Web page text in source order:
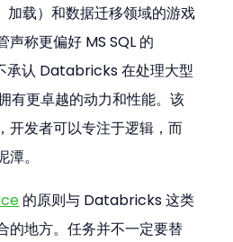
加载）和数据迁移领域的游戏
声称更偏好 MS SQL 的
承认 Databricks 在处理大型
有更卓越的动力和性能。该
开发者可以专注于逻辑，而
。
的原则与 Databricks 这类
的地方。任务并不一定要替